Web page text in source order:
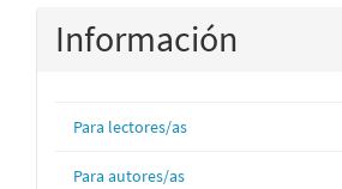
Información
Para lectores/as
Para autores/as